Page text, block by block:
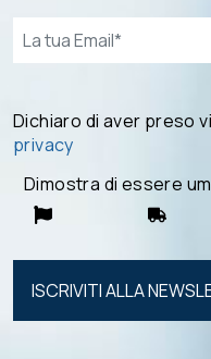
Email*
Dichiaro di aver preso
privacy
Dimostra di essere
Si prega di
lasciare